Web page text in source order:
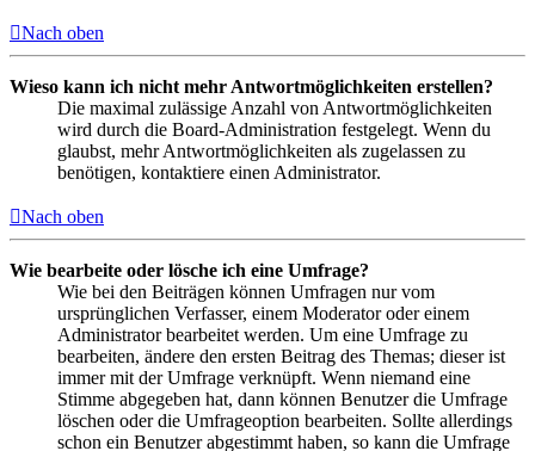
Nach oben
Wieso kann ich nicht mehr Antwortmöglichkeiten erstellen?
Die maximal zulässige Anzahl von Antwortmöglichkeiten
wird durch die Board-Administration festgelegt. Wenn du
glaubst, mehr Antwortmöglichkeiten als zugelassen zu
benötigen, kontaktiere einen Administrator.
Nach oben
Wie bearbeite oder lösche ich eine Umfrage?
Wie bei den Beiträgen können Umfragen nur vom
ursprünglichen Verfasser, einem Moderator oder einem
Administrator bearbeitet werden. Um eine Umfrage zu
bearbeiten, ändere den ersten Beitrag des Themas; dieser ist
immer mit der Umfrage verknüpft. Wenn niemand eine
Stimme abgegeben hat, dann können Benutzer die Umfrage
löschen oder die Umfrageoption bearbeiten. Sollte allerdings
schon ein Benutzer abgestimmt haben, so kann die Umfrage